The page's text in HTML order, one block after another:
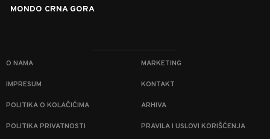
MONDO CRNA GORA
O NAMA MARKETING
IMPRESUM KONTAKT
POLITIKA O KOLAČIĆIMA ARHIVA
POLITIKA PRIVATNOSTI PRAVILA I USLOVI KORIŠĆENJA